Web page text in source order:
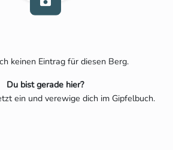
keinen Eintrag für diesen Berg.
Du bist gerade hier?
ein und verewige dich im Gipfelbuch.